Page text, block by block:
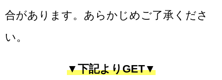
合があります。あらかじめご了承くださ
い。
▼下記よりGET▼